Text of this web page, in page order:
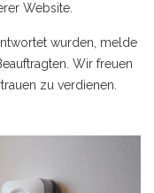
Website.
wurden, melde
Wir freuen
zu verdienen.